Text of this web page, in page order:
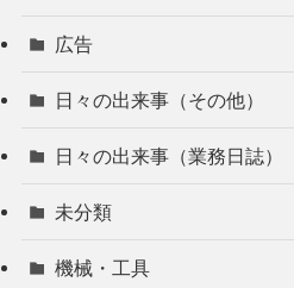
広告
日々の出来事（その他）
日々の出来事（業務日誌）
未分類
機械・工具